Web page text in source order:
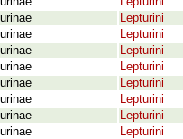
Lepturini
Lepturini
Lepturini
Lepturini
Lepturini
Lepturini
Lepturini
Lepturini